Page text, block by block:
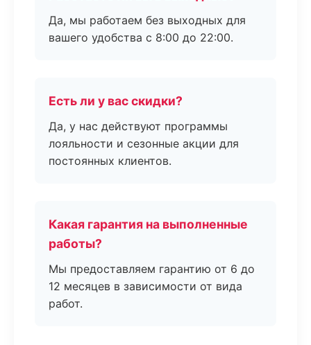
Да, мы работаем без выходных для
вашего удобства с 8:00 до 22:00.
Есть ли у вас скидки?
Да, у нас действуют программы
лояльности и сезонные акции для
постоянных клиентов.
Какая гарантия на выполненные
работы?
Мы предоставляем гарантию от 6 до
12 месяцев в зависимости от вида
работ.